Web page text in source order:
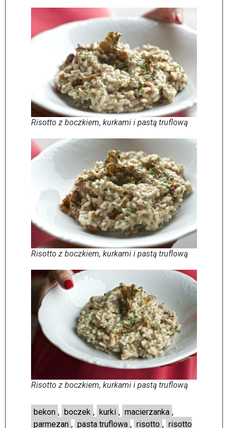
Risotto z boczkiem, kurkami i pastą truflową
Risotto z boczkiem, kurkami i pastą truflową
Risotto z boczkiem, kurkami i pastą truflową
bekon , boczek , kurki , macierzanka ,
parmezan , pasta truflowa , risotto , risotto